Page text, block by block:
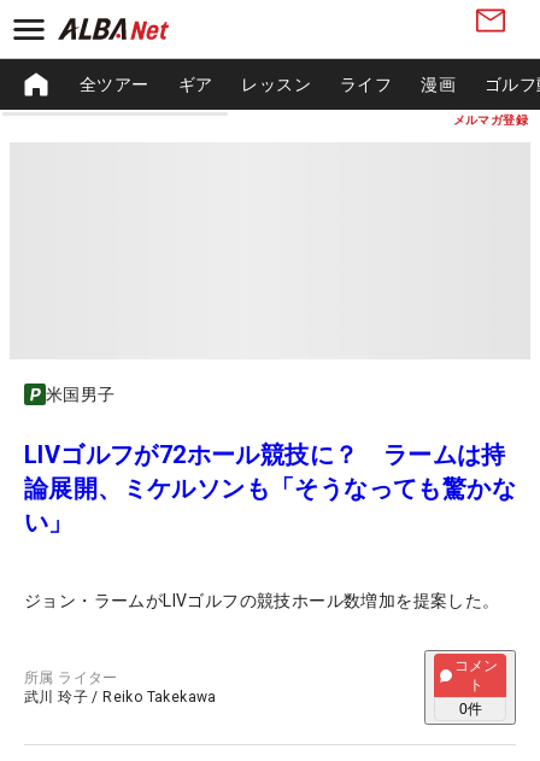
メルマガ登録
全ツアー ギア レッスン ライフ 漫画 ゴル
米国男子
LIVゴルフが72ホール競技に？ ラームは持
論展開、ミケルソンも「そうなっても驚かな
い」
ジョン・ラームがLIVゴルフの競技ホール数増加を提案した。
所属 ライター
武川 玲子 / Reiko Takekawa
コメン
ト
0件